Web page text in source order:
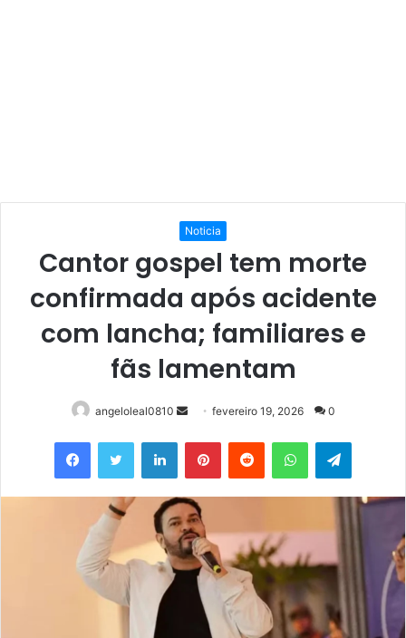
Noticia
Cantor gospel tem morte
confirmada após acidente
com lancha; familiares e
fãs lamentam
angeloleal0810
Mande
mail
fevereiro 19, 2026 0
FacebookTwitter LinkedinPinterestReddit WhatsAppTelegram